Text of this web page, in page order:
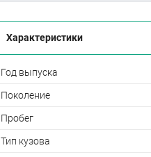
Характеристики
Год выпуска
Поколение
Пробег
Тип кузова